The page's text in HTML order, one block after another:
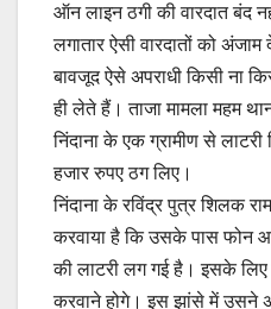
ऑन लाइन ठगी की वारदात बंद
लगातार ऐसी वारदातों को
बावजूद ऐसे अपराधी किसी ना
ही लेते हैं। ताजा मामला महम
निंदाना के एक ग्रामीण से
हजार रुपए ठग लिए।
निंदाना के रविंद्र पुत्र शिलक
करवाया है कि उसके पास फोन
की लाटरी लग गई है। इसके
करवाने होगे। इस झांसे में उसने